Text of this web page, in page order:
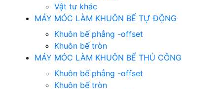
Vật tư khác
MÁY MÓC LÀM KHUÔN BẾ TỰ ĐỘNG
Khuôn bế phẳng -offset
Khuôn bế tròn
MÁY MÓC LÀM KHUÔN BẾ THỦ CÔNG
Khuôn bế phẳng -offset
Khuôn bế tròn